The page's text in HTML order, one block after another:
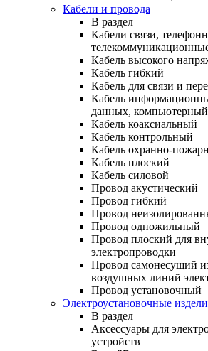
Кабели и провода
В раздел
Кабели связи,
Кабель высокого
Кабель гибкий
Кабель для связи и
Кабель
данных, компьютерный
Кабель коаксиальный
Кабель контрольный
Кабель охранно-
Кабель плоский
Кабель силовой
Провод акустический
Провод гибкий
Провод
Провод одножильный
Провод плоский для
электропроводки
Провод самонесущий
воздушных линий
Провод установочный
Электроустановочные
В раздел
Аксессуары для
устройств